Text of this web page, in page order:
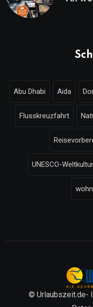
Abu Dhabi Aida
Flusskreuzfahrt
UNESCO-
© Urlaubszeit.de-